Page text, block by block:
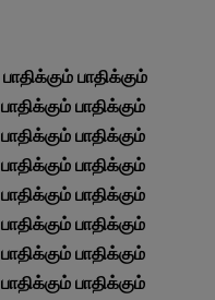
பாதிக்கும்
பாதிக்கும்
பாதிக்கும்
பாதிக்கும்
பாதிக்கும்
பாதிக்கும்
பாதிக்கும்
பாதிக்கும்